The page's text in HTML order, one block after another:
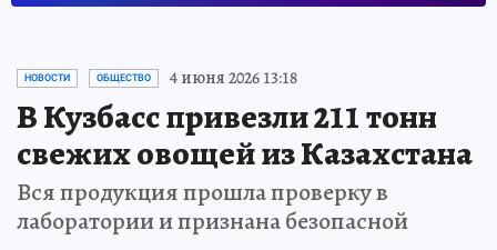
НОВОСТИ ОБЩЕСТВО 4 июня 2026 13:18
В Кузбасс привезли 211 тонн
свежих овощей из Казахстана
Вся продукция прошла проверку в
лаборатории и признана безопасной